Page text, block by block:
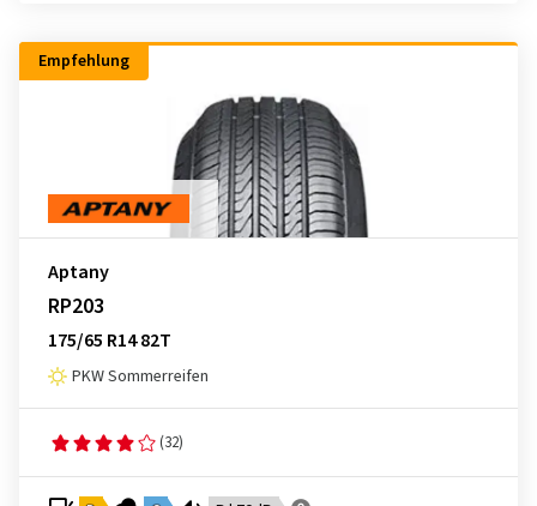
Empfehlung
Aptany
RP203
175/65 R14 82T
PKW Sommerreifen
(32)